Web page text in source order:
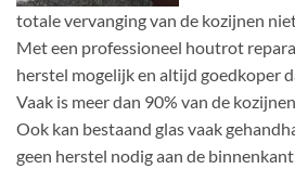
totale vervanging van de kozijnen
Met een professioneel houtrot
herstel mogelijk en altijd goedkoper
Vaak is meer dan 90% van de
Ook kan bestaand glas vaak
geen herstel nodig aan de